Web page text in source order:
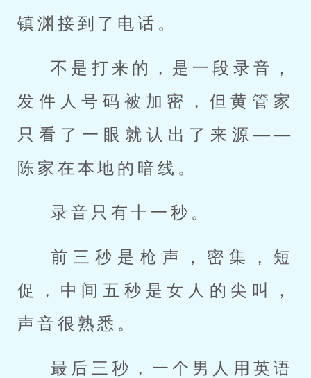
镇渊接到了电话。
不是打来的，是一段录音，
发件人号码被加密，但黄管家
只看了一眼就认出了来源——
陈家在本地的暗线。
录音只有十一秒。
前三秒是枪声，密集，短
促，中间五秒是女人的尖叫，
声音很熟悉。
最后三秒，一个男人用英语